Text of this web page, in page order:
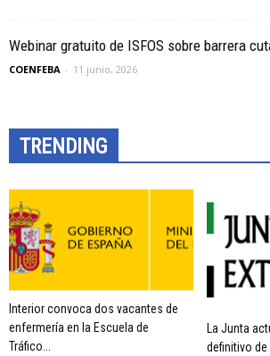
Webinar gratuito de ISFOS sobre barrera
COENFEBA - 11 junio, 2026
TRENDING
Interior convoca dos vacantes de
enfermería en la Escuela de
Tráfico...
La Junta
definitivo